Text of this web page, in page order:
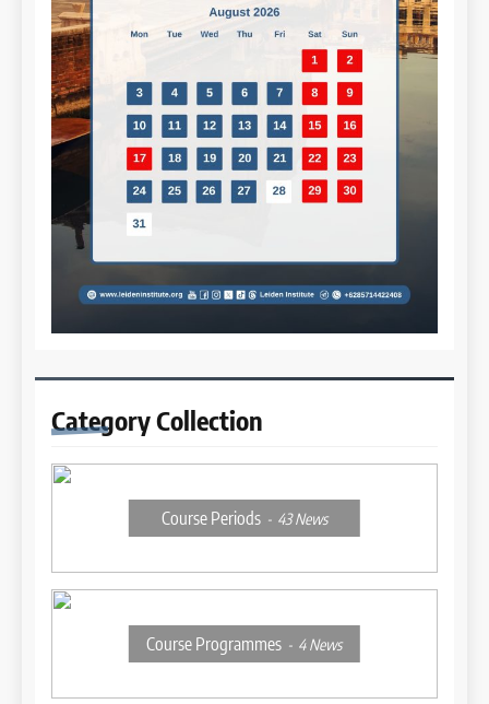
CategoryCollection
Course Periods 43News
Course Programmes 4News